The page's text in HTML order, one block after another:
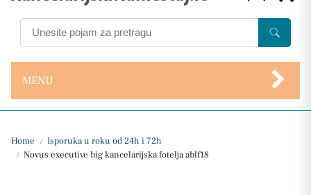
MENU
Home / Isporuka u roku od 24h i 72h
/ Novus executive big kancelarijska fotelja ablf18